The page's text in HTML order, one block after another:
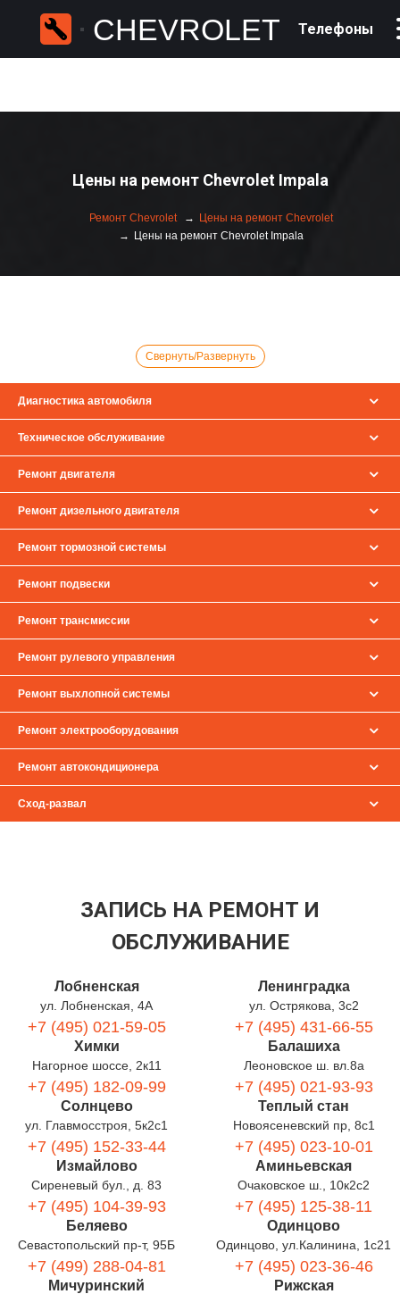
CHEVROLET Телефоны
Цены на ремонт Chevrolet Impala
Ремонт Chevrolet
Цены на ремонт Chevrolet
Цены на ремонт Chevrolet Impala
Свернуть/Развернуть
Диагностика автомобиля
Техническое обслуживание
Ремонт двигателя
Ремонт дизельного двигателя
Ремонт тормозной системы
Ремонт подвески
Ремонт трансмиссии
Ремонт рулевого управления
Ремонт выхлопной системы
Ремонт электрооборудования
Ремонт автокондиционера
Сход-развал
ЗАПИСЬ НА РЕМОНТ И
ОБСЛУЖИВАНИЕ
Лобненская
ул. Лобненская, 4А
+7 (495) 021-59-05
Ленинградка
ул. Острякова, 3с2
+7 (495) 431-66-55
Химки
Нагорное шоссе, 2к11
+7 (495) 182-09-99
Балашиха
Леоновское ш. вл.8а
+7 (495) 021-93-93
Солнцево
ул. Главмосстроя, 5к2с1
+7 (495) 152-33-44
Теплый стан
Новоясеневский пр, 8с1
+7 (495) 023-10-01
Измайлово
Сиреневый бул., д. 83
+7 (495) 104-39-93
Аминьевская
Очаковское ш., 10к2с2
+7 (495) 125-38-11
Беляево
Севастопольский пр-т, 95Б
+7 (499) 288-04-81
Одинцово
Одинцово, ул.Калинина, 1с21
+7 (495) 023-36-46
Мичуринский Рижская